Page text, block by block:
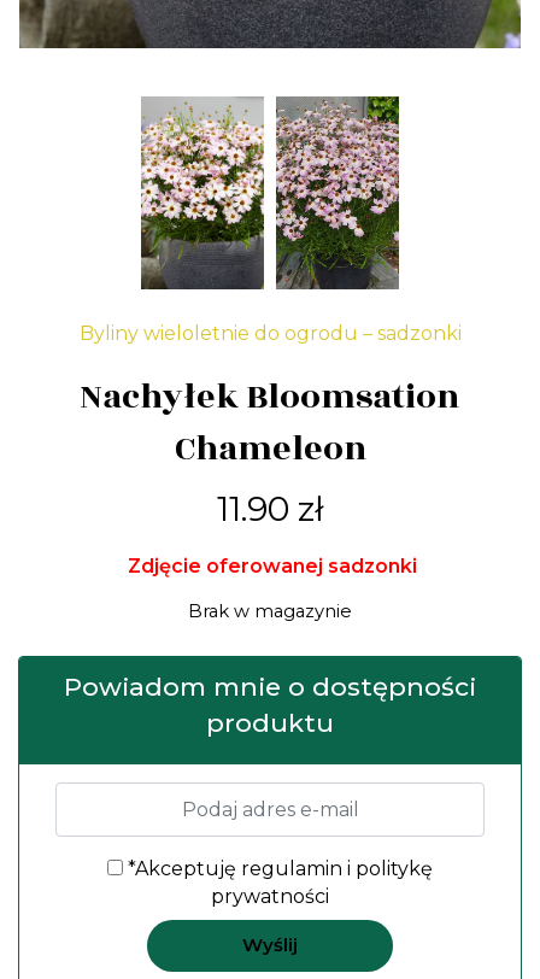
Byliny wieloletnie do ogrodu – sadzonki
Nachyłek Bloomsation
Chameleon
11.90 zł
Zdjęcie oferowanej sadzonki
Brak w magazynie
Powiadom mnie o dostępności
produktu
*Akceptuję regulamin i politykę
prywatności